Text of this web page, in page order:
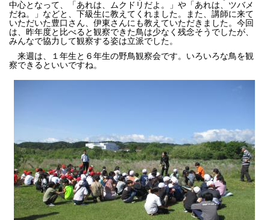
中心となって、「あれは、ムクドリだよ。」や「あれは、ツバメ
だね。」などと、下級生に教えてくれました。また、講師に来て
いただいた豊口さん、伊東さんにも教えていただきました。今回
は、昨年度と比べると観察できた鳥は少なく残念そうでしたが、
みんなで協力して観察する姿は立派でした。
来週は、１年生と６年生の野鳥観察会です。いろいろな鳥を観
察できるといいですね。